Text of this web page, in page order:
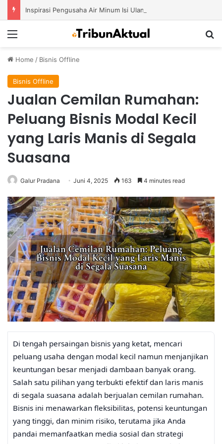
Home / Bisnis Offline
Bisnis Offline
Jualan Cemilan Rumahan:
Peluang Bisnis Modal Kecil
yang Laris Manis di Segala
Suasana
Galur Pradana Juni 4, 2025 163 4 minutes read
Di tengah persaingan bisnis yang ketat, mencari
peluang usaha dengan modal kecil namun menjanjikan
keuntungan besar menjadi dambaan banyak orang.
Salah satu pilihan yang terbukti efektif dan laris manis
di segala suasana adalah berjualan cemilan rumahan.
Bisnis ini menawarkan fleksibilitas, potensi keuntungan
yang tinggi, dan minim risiko, terutama jika Anda
pandai memanfaatkan media sosial dan strategi